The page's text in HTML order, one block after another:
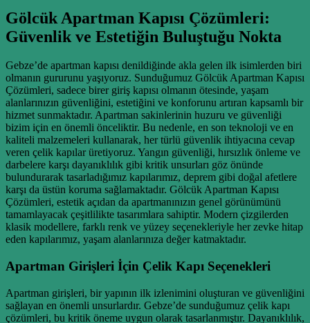
Gölcük Apartman Kapısı Çözümleri:
Güvenlik ve Estetiğin Buluştuğu Nokta
Gebze’de apartman kapısı denildiğinde akla gelen ilk isimlerden biri
olmanın gururunu yaşıyoruz. Sunduğumuz Gölcük Apartman Kapısı
Çözümleri, sadece birer giriş kapısı olmanın ötesinde, yaşam
alanlarınızın güvenliğini, estetiğini ve konforunu artıran kapsamlı bir
hizmet sunmaktadır. Apartman sakinlerinin huzuru ve güvenliği
bizim için en önemli önceliktir. Bu nedenle, en son teknoloji ve en
kaliteli malzemeleri kullanarak, her türlü güvenlik ihtiyacına cevap
veren çelik kapılar üretiyoruz. Yangın güvenliği, hırsızlık önleme ve
darbelere karşı dayanıklılık gibi kritik unsurları göz önünde
bulundurarak tasarladığımız kapılarımız, deprem gibi doğal afetlere
karşı da üstün koruma sağlamaktadır. Gölcük Apartman Kapısı
Çözümleri, estetik açıdan da apartmanınızın genel görünümünü
tamamlayacak çeşitlilikte tasarımlara sahiptir. Modern çizgilerden
klasik modellere, farklı renk ve yüzey seçenekleriyle her zevke hitap
eden kapılarımız, yaşam alanlarınıza değer katmaktadır.
Apartman Girişleri İçin Çelik Kapı Seçenekleri
Apartman girişleri, bir yapının ilk izlenimini oluşturan ve güvenliğini
sağlayan en önemli unsurlardır. Gebze’de sunduğumuz çelik kapı
çözümleri, bu kritik öneme uygun olarak tasarlanmıştır. Dayanıklılık,